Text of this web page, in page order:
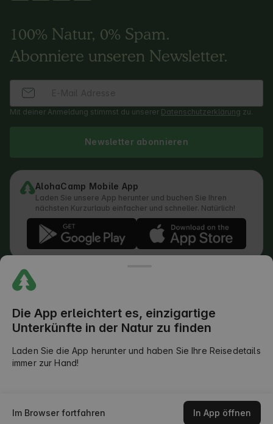
100% Natur, 0% Spam.
Abonniere unseren Newsletter.
Mit deiner Anmeldung stimmst du unserer Datenschutzerklärung zu.
Newsletter abonnieren
AlohaCamp Mobile App
Laden Sie unsere App herunter und buchen Sie Ihren
nächsten Kurzurlaub einfacher und schneller. Natürlich!
©2026 AlohaCamp. Alle Rechte vorbehalten.
Rückkopplungspolitik
Rechtliche Aufteilung der Verantwortlichkeiten
Verfügbarkeit prüfen
Die App erleichtert es, einzigartige
Unterkünfte in der Natur zu finden
Laden Sie die App herunter und haben Sie Ihre Reisedetails
immer zur Hand!
Im Browser fortfahren In App öffnen